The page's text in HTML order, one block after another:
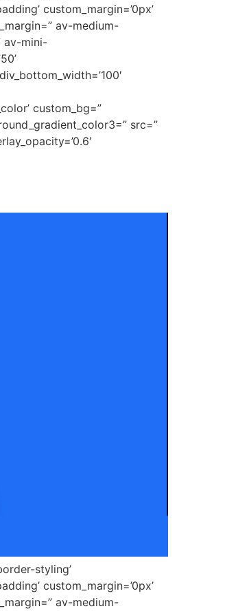
custom_margin=’0px’
av-medium-
av-mini-
custom_bg=”
src=”
styling’
custom_margin=’0px’
av-medium-